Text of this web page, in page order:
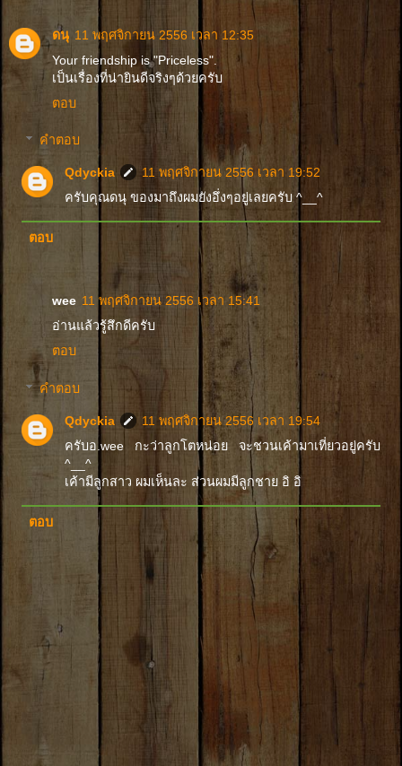
ดนุ 11 พฤศจิกายน 2556 เวลา 12:35
Your friendship is "Priceless".
เป็นเรื่องที่น่ายินดีจริงๆด้วยครับ
ตอบ
คำตอบ
Qdyckia
11 พฤศจิกายน 2556 เวลา 19:52
ครับคุณดนุ ของมาถึงผมยังอึ่งๆอยู่เลยครับ ^__^
ตอบ
wee 11 พฤศจิกายน 2556 เวลา 15:41
อ่านแล้วรู้สึกดีครับ
ตอบ
คำตอบ
Qdyckia
11 พฤศจิกายน 2556 เวลา 19:54
ครับอ.wee กะว่าลูกโตหน่อย จะชวนเค้ามาเที่ยวอยู่ครับ
^__^
เค้ามีลูกสาว ผมเห็นละ ส่วนผมมีลูกชาย อิ อิ
ตอบ